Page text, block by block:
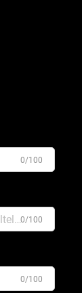
0/100
0/100
0/100